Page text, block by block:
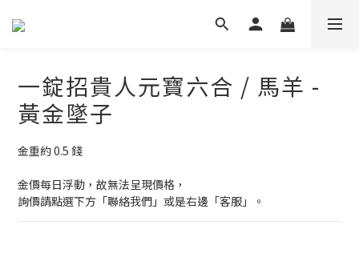
一錠招貴人元寶六合 / 馬羊 -
黃金墜子
金重約 0.5 錢
金價每日浮動，故無法呈現價格，
詢價請點選下方「聯絡我們」或是右邊「客服」。